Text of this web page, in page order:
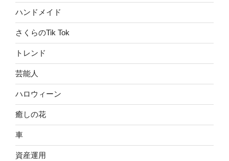
ハンドメイド
さくらのTik Tok
トレンド
芸能人
ハロウィーン
癒しの花
車
資産運用